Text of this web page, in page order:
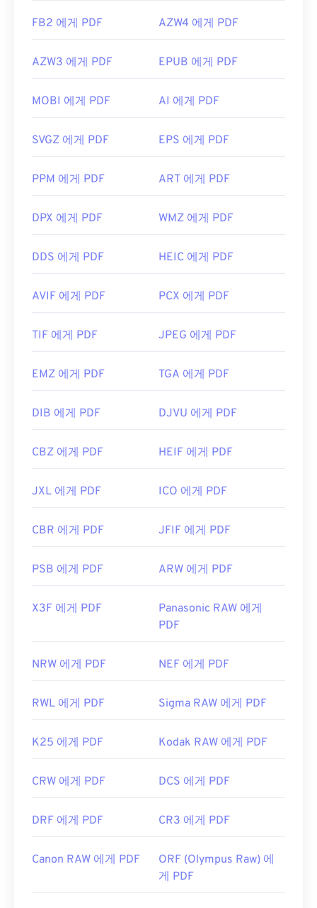
FB2 에게 PDF AZW4 에게 PDF
AZW3 에게 PDF EPUB 에게 PDF
MOBI 에게 PDF AI 에게 PDF
SVGZ 에게 PDF EPS 에게 PDF
PPM 에게 PDF ART 에게 PDF
DPX 에게 PDF WMZ 에게 PDF
DDS 에게 PDF HEIC 에게 PDF
AVIF 에게 PDF PCX 에게 PDF
TIF 에게 PDF JPEG 에게 PDF
EMZ 에게 PDF TGA 에게 PDF
DIB 에게 PDF DJVU 에게 PDF
CBZ 에게 PDF HEIF 에게 PDF
JXL 에게 PDF ICO 에게 PDF
CBR 에게 PDF JFIF 에게 PDF
PSB 에게 PDF ARW 에게 PDF
X3F 에게 PDF
Panasonic RAW 에게
PDF
NRW 에게 PDF NEF 에게 PDF
RWL 에게 PDF Sigma RAW 에게 PDF
K25 에게 PDF Kodak RAW 에게 PDF
CRW 에게 PDF DCS 에게 PDF
DRF 에게 PDF CR3 에게 PDF
Canon RAW 에게 PDF
ORF (Olympus Raw) 에
게 PDF